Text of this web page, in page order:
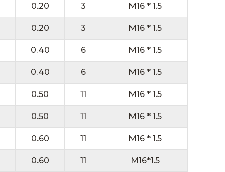
0.20 3 M16 * 1.5
0.20 3 M16 * 1.5
0.40 6 M16 * 1.5
0.40 6 M16 * 1.5
0.50 11 M16 * 1.5
0.50 11 M16 * 1.5
0.60 11 M16 * 1.5
0.60 11 M16*1.5